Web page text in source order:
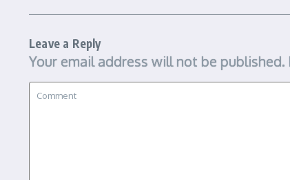
Leave a Reply
Your email address will not be published.